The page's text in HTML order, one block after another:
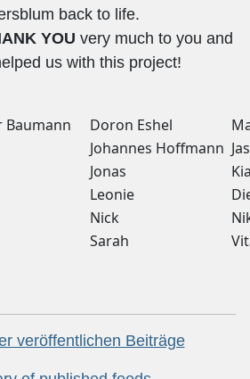
back to life.
YOU very much to you and
us with this project!
Baumann Doron Eshel
Johannes Hoffmann
Jonas
Leonie
Nick
Sarah
veröffentlichen Beiträge